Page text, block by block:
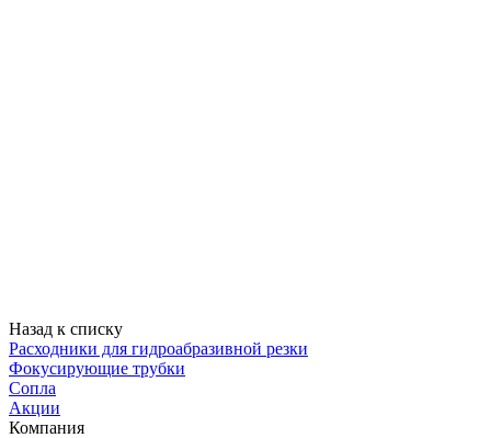
Назад к списку
Расходники для гидроабразивной резки
Фокусирующие трубки
Сопла
Акции
Компания